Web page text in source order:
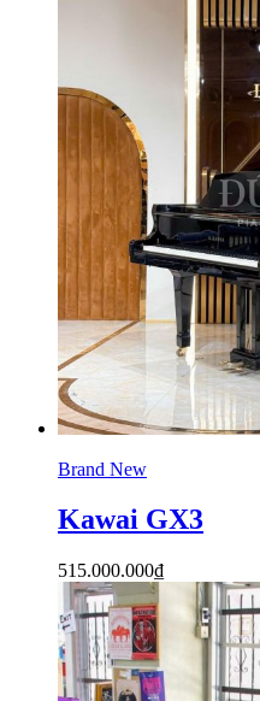
Brand New
Kawai GX3
515.000.000₫